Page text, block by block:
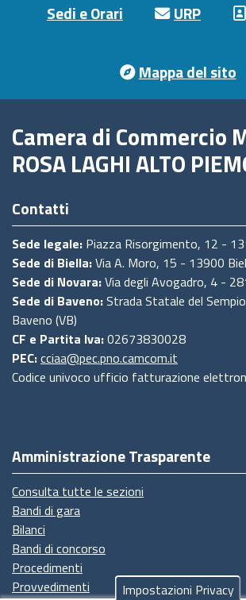
Sedi e Orari URP
Mappa del sito
Camera di Commercio
ROSA LAGHI ALTO
Contatti
Sede legale: Piazza Risorgimento, 12 -
Sede di Biella:Via A. Moro, 15 - 13900
Sede di Novara:Via degli Avogadro, 4 -
Sede di Baveno:Strada Statale del
Baveno (VB)
CF e Partita Iva:02673830028
PEC:cciaa@pec.pno.camcom.it
Codice univoco ufficio fatturazione
Amministrazione Trasparente
Consulta tutte le sezioni
Bandi di gara
Bilanci
Bandi di concorso
Procedimenti
Provvedimenti
Impostazioni Privacy